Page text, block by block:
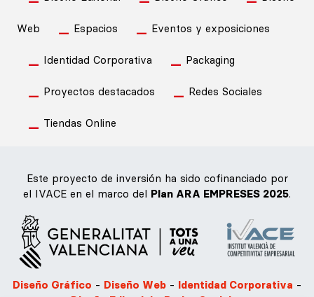
Web Espacios Eventos y exposiciones
Identidad Corporativa Packaging
Proyectos destacados Redes Sociales
Tiendas Online
Este proyecto de inversión ha sido cofinanciado por
el IVACE en el marco del Plan ARA EMPRESES 2025.
Diseño Gráfico - Diseño Web - Identidad Corporativa -